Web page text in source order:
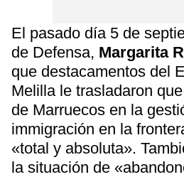
El pasado día 5 de
de Defensa, Margarita
que destacamentos del
Melilla le trasladaron
de Marruecos en la
immigración en la
«total y absoluta».
la situación de